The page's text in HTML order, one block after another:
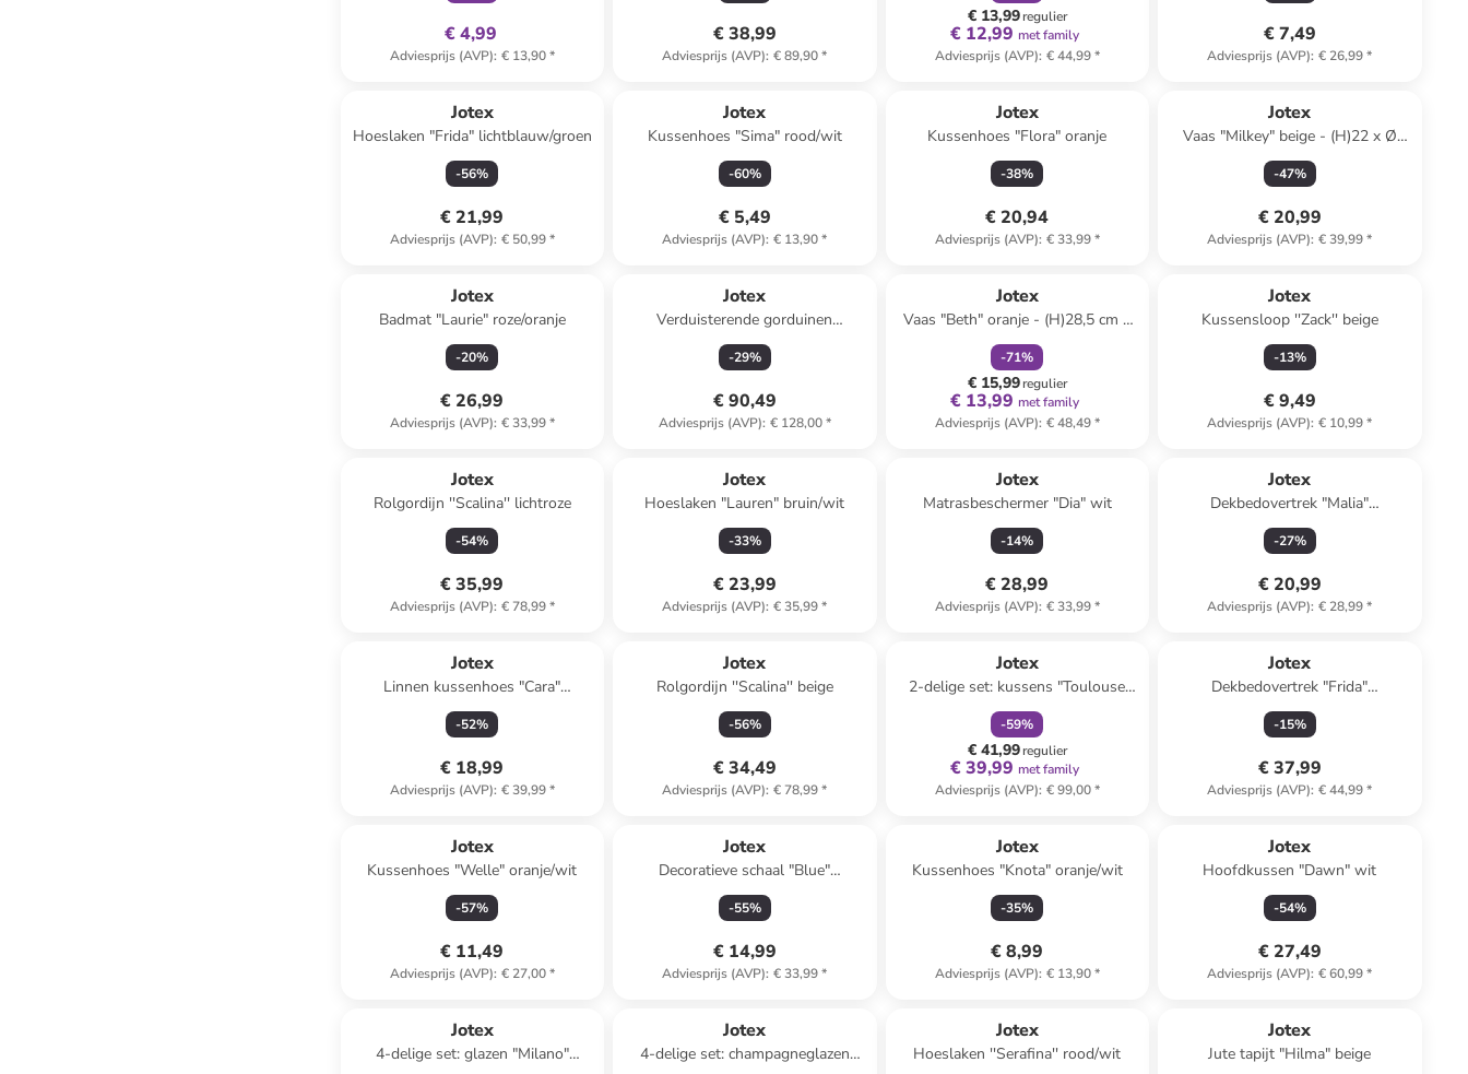
€ 4,99
Adviesprijs (AVP): € 13,90*
€ 38,99
Adviesprijs (AVP): € 89,90*
€ 13,99regulier
€ 12,99 met family
Adviesprijs (AVP): € 44,99*
€ 7,49
Adviesprijs (AVP): € 26,99*
Jotex
Hoeslaken "Frida" lichtblauw/groen
-56%
€ 21,99
Adviesprijs (AVP): € 50,99*
Jotex
Kussenhoes "Sima" rood/wit
-60%
€ 5,49
Adviesprijs (AVP): € 13,90*
Jotex
Kussenhoes "Flora" oranje
-38%
€ 20,94
Adviesprijs (AVP): € 33,99*
Jotex
Vaas "Milkey" beige - (H)22 x Ø
19,5 cm
-47%
€ 20,99
Adviesprijs (AVP): € 39,99*
Jotex
Badmat "Laurie" roze/oranje
-20%
€ 26,99
Adviesprijs (AVP): € 33,99*
Jotex
Verduisterende gorduinen
"Shadow" wit
-29%
€ 90,49
Adviesprijs (AVP): € 128,00*
Jotex
Vaas "Beth" oranje - (H)28,5 cm x
16 cm
-71%
€ 15,99regulier
€ 13,99 met family
Adviesprijs (AVP): € 48,49*
Jotex
Kussensloop ''Zack'' beige
-13%
€ 9,49
Adviesprijs (AVP): € 10,99*
Jotex
Rolgordijn ''Scalina'' lichtroze
-54%
€ 35,99
Adviesprijs (AVP): € 78,99*
Jotex
Hoeslaken "Lauren" bruin/wit
-33%
€ 23,99
Adviesprijs (AVP): € 35,99*
Jotex
Matrasbeschermer "Dia" wit
-14%
€ 28,99
Adviesprijs (AVP): € 33,99*
Jotex
Dekbedovertrek "Malia"
oranje/lichtroze
-27%
€ 20,99
Adviesprijs (AVP): € 28,99*
Jotex
Linnen kussenhoes "Cara"
grijs/beige
-52%
€ 18,99
Adviesprijs (AVP): € 39,99*
Jotex
Rolgordijn ''Scalina'' beige
-56%
€ 34,49
Adviesprijs (AVP): € 78,99*
Jotex
2-delige set: kussens "Toulouse
Teddy'' wit
-59%
€ 41,99regulier
€ 39,99 met family
Adviesprijs (AVP): € 99,00*
Jotex
Dekbedovertrek "Frida"
lichtblauw/groen
-15%
€ 37,99
Adviesprijs (AVP): € 44,99*
Jotex
Kussenhoes "Welle" oranje/wit
-57%
€ 11,49
Adviesprijs (AVP): € 27,00*
Jotex
Decoratieve schaal "Blue"
wit/blauw/oranje - Ø 23 cm
-55%
€ 14,99
Adviesprijs (AVP): € 33,99*
Jotex
Kussenhoes "Knota" oranje/wit
-35%
€ 8,99
Adviesprijs (AVP): € 13,90*
Jotex
Hoofdkussen "Dawn" wit
-54%
€ 27,49
Adviesprijs (AVP): € 60,99*
Jotex
4-delige set: glazen "Milano"
Jotex
4-delige set: champagneglazen
Jotex
Hoeslaken ''Serafina'' rood/wit
Jotex
Jute tapijt "Hilma" beige